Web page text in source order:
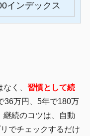
インデックス
く、 習慣として続
36万円、5年で180万
継続のコツは、自動
でチェックするだけ